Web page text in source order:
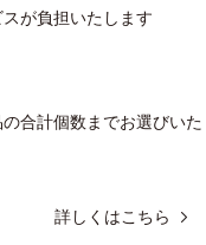
が負担いたします
合計個数までお選びいた
詳しくはこちら